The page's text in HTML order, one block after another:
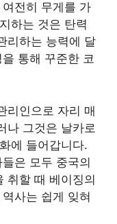
전히 무게를 가
하는 것은 탄력
리하는 능력에 달
통해 꾸준한 코
리인으로 자리 매
나 그것은 날카로
에 들어갑니다.
은 모두 중국의
취할 때 베이징의
사는 쉽게 잊혀